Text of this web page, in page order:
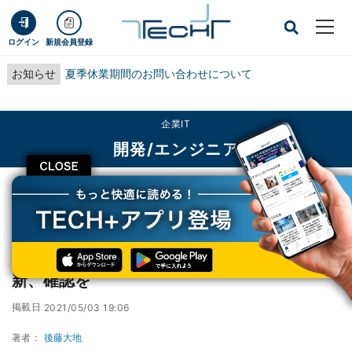
ログイン 新規会員登録
お知らせ 夏季休業期間のお問い合わせについて
CLOSE
企業IT
開発/エンジニア
TECH+ 企業IT
開発/エンジニア
Pulse Connect Secure脆弱性のアラートが更新、確認を
Pulse Connect Secure脆弱性のアラートが更
新、確認を
掲載日 2021/05/03 19:06
著者： 後藤大地